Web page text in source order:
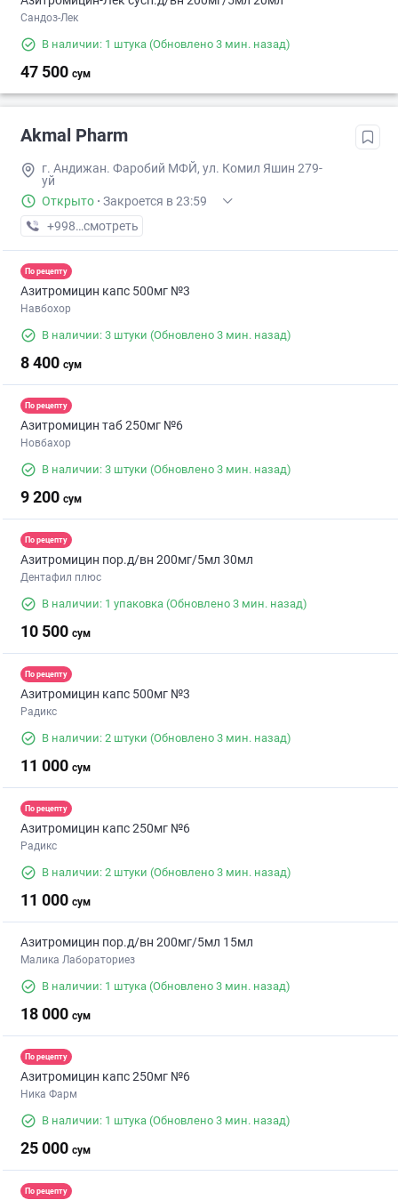
Сандоз-Лек
В наличии: 1 штука (Обновлено 3 мин. назад)
47 500 сум
Akmal Pharm
г. Андижан. Фаробий МФЙ, ул. Комил Яшин 279-
уй
Открыто · Закроется в 23:59
+998 (90) XXX-XX-XX
смотреть
По рецепту
Азитромицин капс 500мг №3
Навбохор
В наличии: 3 штуки (Обновлено 3 мин. назад)
8 400 сум
По рецепту
Азитромицин таб 250мг №6
Новбахор
В наличии: 3 штуки (Обновлено 3 мин. назад)
9 200 сум
По рецепту
Азитромицин пор.д/вн 200мг/5мл 30мл
Дентафил плюс
В наличии: 1 упаковка (Обновлено 3 мин. назад)
10 500 сум
По рецепту
Азитромицин капс 500мг №3
Радикс
В наличии: 2 штуки (Обновлено 3 мин. назад)
11 000 сум
По рецепту
Азитромицин капс 250мг №6
Радикс
В наличии: 2 штуки (Обновлено 3 мин. назад)
11 000 сум
Азитромицин пор.д/вн 200мг/5мл 15мл
Малика Лабораториез
В наличии: 1 штука (Обновлено 3 мин. назад)
18 000 сум
По рецепту
Азитромицин капс 250мг №6
Ника Фарм
В наличии: 1 штука (Обновлено 3 мин. назад)
25 000 сум
По рецепту